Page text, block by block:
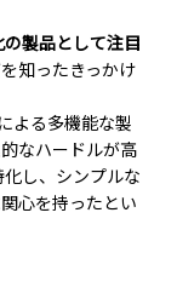
の製品として注目
知ったきっかけ
よる多機能な製
なハードルが高
し、シンプルな
心を持ったとい